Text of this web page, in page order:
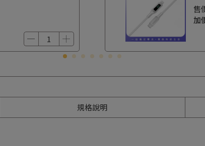
售
加
規格說明